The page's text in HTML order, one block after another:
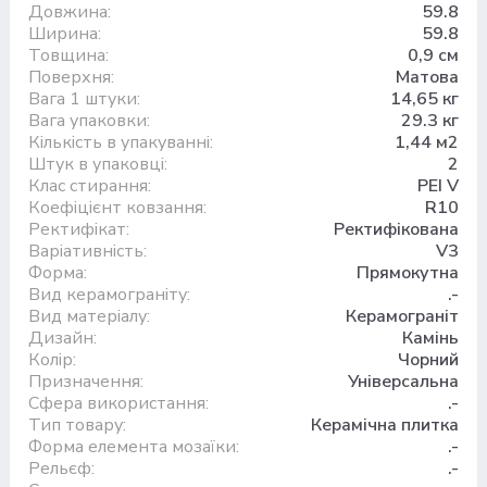
Довжина:
59.8
Ширина:
59.8
Товщина:
0,9 см
Поверхня:
Матова
Вага 1 штуки:
14,65 кг
Вага упаковки:
29.3 кг
Кількість в упакуванні:
1,44 м2
Штук в упаковці:
2
Клас стирання:
PEI V
Коефіцієнт ковзання:
R10
Ректифікат:
Ректифікована
Варіативність:
V3
Форма:
Прямокутна
Вид керамограніту:
.-
Вид матеріалу:
Керамограніт
Дизайн:
Камінь
Колір:
Чорний
Призначення:
Універсальна
Сфера використання:
.-
Тип товару:
Керамічна плитка
Форма елемента мозаїки:
.-
Рельєф:
.-